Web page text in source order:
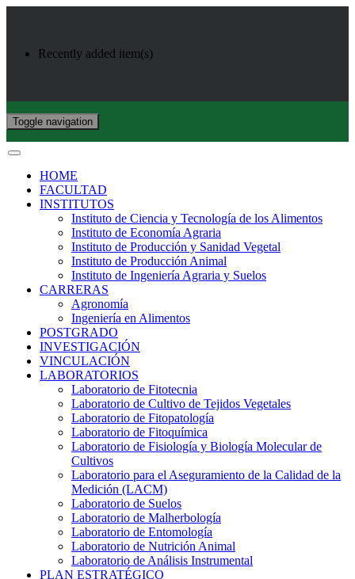
Recently added item(s)
Toggle navigation
HOME
FACULTAD
INSTITUTOS
Instituto de Ciencia y Tecnología de los Alimentos
Instituto de Economía Agraria
Instituto de Producción y Sanidad Vegetal
Instituto de Producción Animal
Instituto de Ingeniería Agraria y Suelos
CARRERAS
Agronomía
Ingeniería en Alimentos
POSTGRADO
INVESTIGACIÓN
VINCULACIÓN
LABORATORIOS
Laboratorio de Fitotecnia
Laboratorio de Cultivo de Tejidos Vegetales
Laboratorio de Fitopatología
Laboratorio de Fitoquímica
Laboratorio de Fisiología y Biología Molecular de
Cultivos
Laboratorio para el Aseguramiento de la Calidad de la
Medición (LACM)
Laboratorio de Suelos
Laboratorio de Malherbología
Laboratorio de Entomología
Laboratorio de Nutrición Animal
Laboratorio de Análisis Instrumental
PLAN ESTRATÉGICO